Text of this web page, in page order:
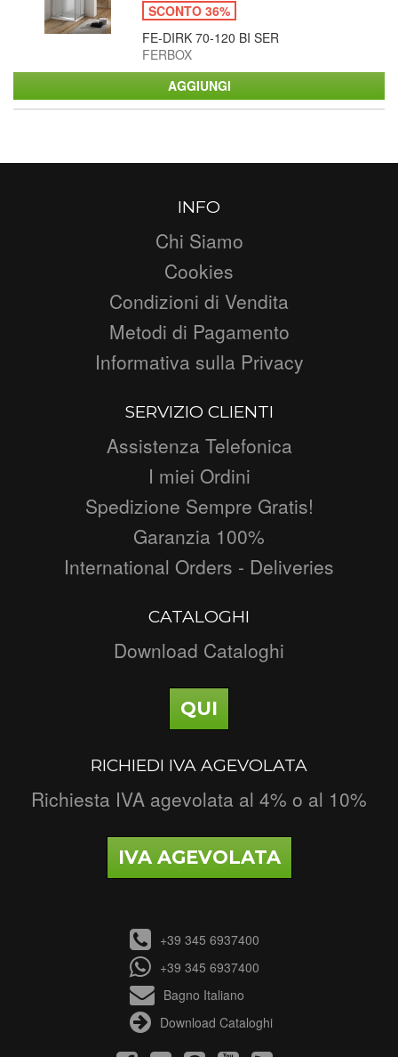
SCONTO 36%
FE-DIRK 70-120 BI SER
FERBOX
INFO
Chi Siamo
Cookies
Condizioni di Vendita
Metodi di Pagamento
Informativa sulla Privacy
SERVIZIO CLIENTI
Assistenza Telefonica
I miei Ordini
Spedizione Sempre Gratis!
Garanzia 100%
International Orders - Deliveries
CATALOGHI
Download Cataloghi
QUI
RICHIEDI IVA AGEVOLATA
Richiesta IVA agevolata al 4% o al 10%
IVA AGEVOLATA
+39 345 6937400
+39 345 6937400
Bagno Italiano
Download Cataloghi